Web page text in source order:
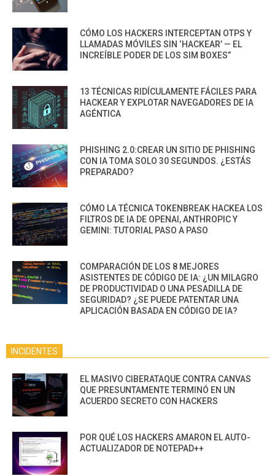
CÓMO LOS HACKERS INTERCEPTAN OTPS Y
LLAMADAS MÓVILES SIN ‘HACKEAR’ — EL
INCREÍBLE PODER DE LOS SIM BOXES”
13 TÉCNICAS RIDÍCULAMENTE FÁCILES PARA
HACKEAR Y EXPLOTAR NAVEGADORES DE IA
AGÉNTICA
PHISHING 2.0:CREAR UN SITIO DE PHISHING
CON IA TOMA SOLO 30 SEGUNDOS. ¿ESTÁS
PREPARADO?
CÓMO LA TÉCNICA TOKENBREAK HACKEA LOS
FILTROS DE IA DE OPENAI, ANTHROPIC Y
GEMINI: TUTORIAL PASO A PASO
COMPARACIÓN DE LOS 8 MEJORES
ASISTENTES DE CÓDIGO DE IA: ¿UN MILAGRO
DE PRODUCTIVIDAD O UNA PESADILLA DE
SEGURIDAD? ¿SE PUEDE PATENTAR UNA
APLICACIÓN BASADA EN CÓDIGO DE IA?
INCIDENTES
EL MASIVO CIBERATAQUE CONTRA CANVAS
QUE PRESUNTAMENTE TERMINÓ EN UN
ACUERDO SECRETO CON HACKERS
POR QUÉ LOS HACKERS AMARON EL AUTO-
ACTUALIZADOR DE NOTEPAD++